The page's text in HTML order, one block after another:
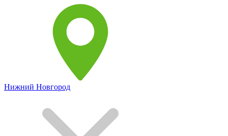
Нижний Новгород